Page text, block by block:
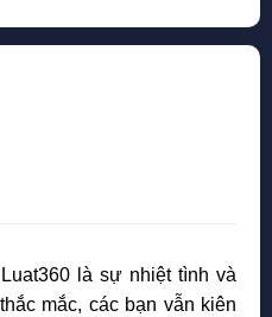
là sự nhiệt tình và
mắc, các bạn vẫn kiên